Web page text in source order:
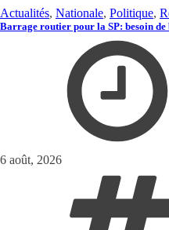
Actualités, Nationale, Politique,
Barrage routier pour la SP: besoin de
6 août, 2026